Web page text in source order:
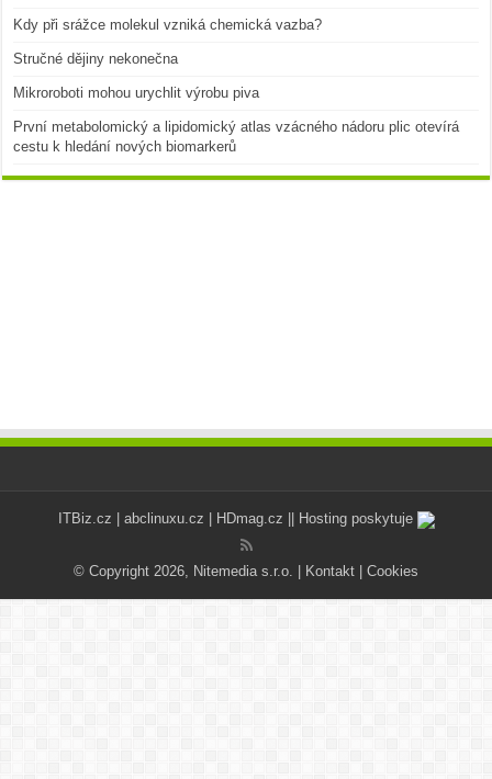
Kdy při srážce molekul vzniká chemická vazba?
Stručné dějiny nekonečna
Mikroroboti mohou urychlit výrobu piva
První metabolomický a lipidomický atlas vzácného nádoru plic otevírá
cestu k hledání nových biomarkerů
ITBiz.cz abclinuxu.cz HDmag.cz || Hosting poskytuje
© Copyright 2026, Nitemedia s.r.o. | Kontakt Cookies